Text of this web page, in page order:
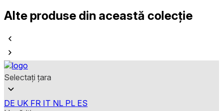
Alte produse din această colecție
Selectați țara
DE UK FR IT NL PL ES